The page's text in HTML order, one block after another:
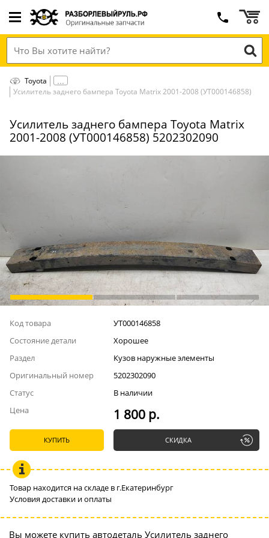
Toyota
Усилитель заднего бампера Toyota Matrix 2001-2008 (УТ000146858)
Усилитель заднего бампера Toyota Matrix
2001-2008 (УТ000146858) 5202302090
Код товара
УТ000146858
Состояние детали
Хорошее
Раздел
Кузов наружные элементы
Оригинальный номер
5202302090
Статус
В наличии
Цена
1 800 р.
КУПИТЬ СКИДКА
Товар находится на складе в г.Екатеринбург
Условия доставки и оплаты
Вы можете купить автодеталь Усилитель заднего